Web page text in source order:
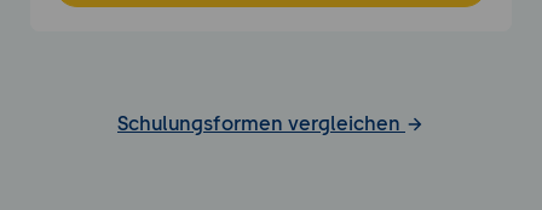
Schulungsformen vergleichen